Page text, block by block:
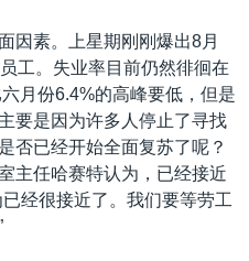
因素。上星期刚刚爆出8月
工。失业率目前仍然徘徊在
月份6.4%的高峰要低，但是
要是因为许多人停止了寻找
否已经开始全面复苏了呢？
主任哈赛特认为，已经接近
经很接近了。我们要等劳工